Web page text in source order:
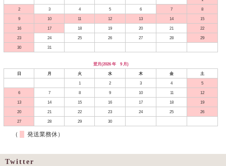
2
3 4 5 6 7
8
9
10 11 12 13 14
15
16
17 18 19 20 21
22
23
24 25 26 27 28
29
30
31
翌月(2026 年 9 月)
日
月 火 水 木 金
土
1
2 3 4
5
6
7 8 9 10 11
12
13
14 15 16 17 18
19
20
21 22 23 24 25
26
27
28 29 30
（ 発送業務休）
Twitter